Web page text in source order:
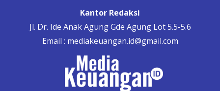
Kantor Redaksi
Jl. Dr. Ide Anak Agung Gde Agung Lot 5.5-5.6
Email : mediakeuangan.id@gmail.com